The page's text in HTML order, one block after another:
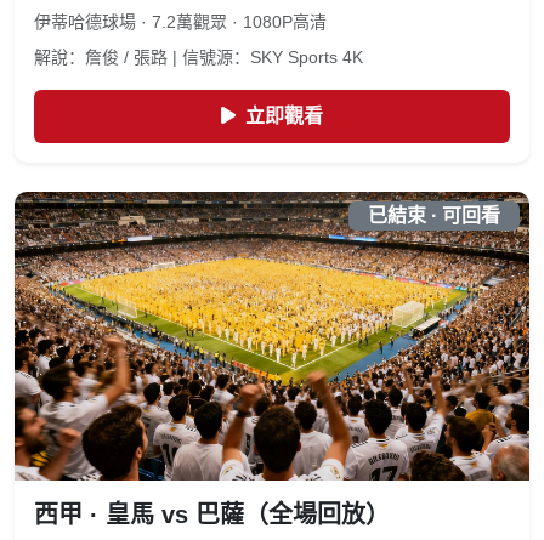
伊蒂哈德球場 · 7.2萬觀眾 · 1080P高清
解說：詹俊 / 張路 | 信號源：SKY Sports 4K
立即觀看
已結束 · 可回看
西甲 · 皇馬 vs 巴薩（全場回放）